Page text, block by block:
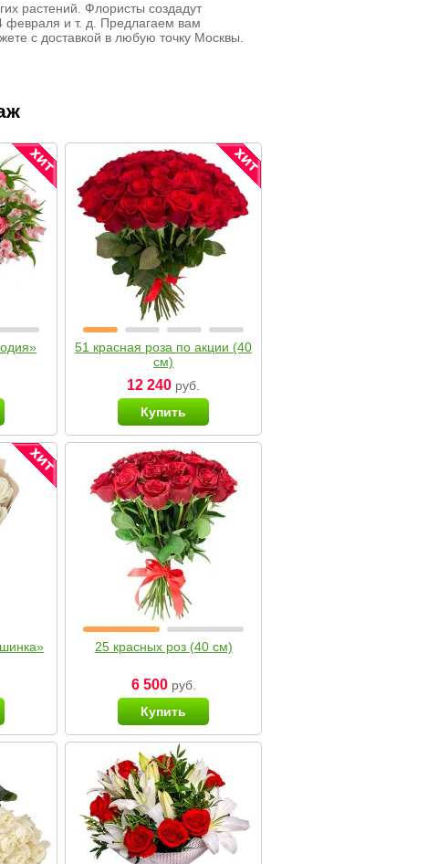
растений. Флористы создадут
февраля и т. д. Предлагаем вам
с доставкой в любую точку Москвы.
51 красная роза по акции (40
см)
12 240 руб.
Купить
25 красных роз (40 см)
6 500руб.
Купить